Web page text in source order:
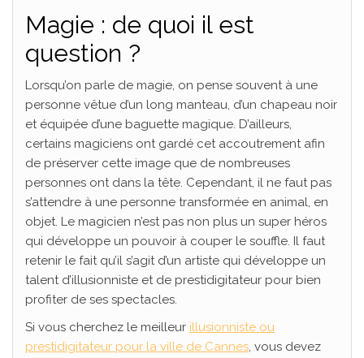
Magie : de quoi il est
question ?
Lorsqu’on parle de magie, on pense souvent à une
personne vêtue d’un long manteau, d’un chapeau noir
et équipée d’une baguette magique. D’ailleurs,
certains magiciens ont gardé cet accoutrement afin
de préserver cette image que de nombreuses
personnes ont dans la tête. Cependant, il ne faut pas
s’attendre à une personne transformée en animal, en
objet. Le magicien n’est pas non plus un super héros
qui développe un pouvoir à couper le souffle. Il faut
retenir le fait qu’il s’agit d’un artiste qui développe un
talent d’illusionniste et de prestidigitateur pour bien
profiter de ses spectacles.
Si vous cherchez le meilleur illusionniste ou
prestidigitateur pour la ville de Cannes, vous devez